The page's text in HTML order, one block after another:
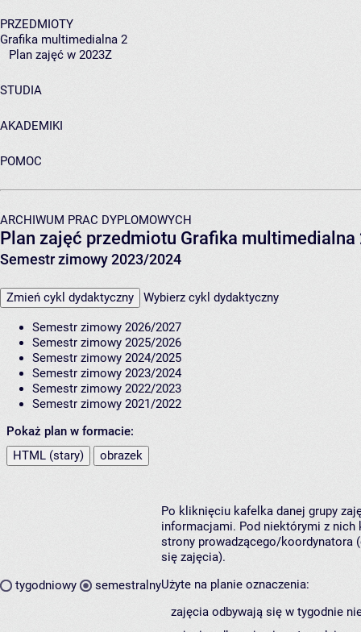
PRZEDMIOTY
Grafika multimedialna 2
Plan zajęć w 2023Z
STUDIA
AKADEMIKI
POMOC
ARCHIWUM PRAC DYPLOMOWYCH
Plan zajęć przedmiotu Grafika multimedialna
Semestr zimowy 2023/2024
Zmień cykl dydaktyczny Wybierz cykl dydaktyczny
Semestr zimowy 2026/2027
Semestr zimowy 2025/2026
Semestr zimowy 2024/2025
Semestr zimowy 2023/2024
Semestr zimowy 2022/2023
Semestr zimowy 2021/2022
Pokaż plan w formacie:
HTML (stary)
obrazek
tygodniowy semestralny
Po kliknięciu kafelka danej grupy
informacjami. Pod niektórymi z nich
strony prowadzącego/koordynatora
się zajęcia).
Użyte na planie oznaczenia:
zajęcia odbywają się w tygodnie